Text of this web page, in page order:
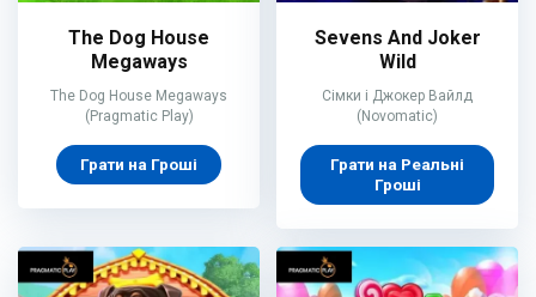
The Dog House
Megaways
The Dog House Megaways
(Pragmatic Play)
Грати на Гроші
Sevens And Joker
Wild
Сімки і Джокер Вайлд
(Novomatic)
Грати на Реальні
Гроші